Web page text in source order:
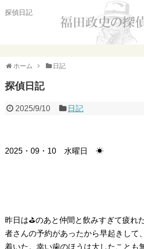
探偵日記
ホーム 日記
探偵日記
2025/9/10 日記
2025・09・10 水曜日 ☀
昨日は⛳のあと仲間と飲みすぎて疲
者さんの予約があったから早起きして
着いた。幸い歯のほうは大したことも